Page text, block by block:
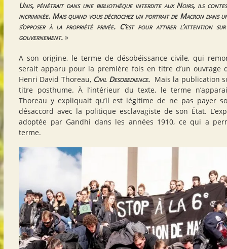
Unis, pénétrait dans une bibliothèque interdite aux Noirs, ils
incriminée. Mais quand vous décrochez un portrait de Macron dans
s’opposer à la propriété privée. C’est pour attirer l’attention
gouvernement. »
A son origine, le terme de désobéissance civile, qui
serait apparu pour la première fois en titre d’un ouvrage
Henri David Thoreau, Civil Desobedience.Mais la publication
titre posthume. À l’intérieur du texte, le terme
Thoreau y expliquait qu’il est légitime de ne pas payer
désaccord avec la politique esclavagiste de son État.
adoptée par Gandhi dans les années 1910, ce qui a
terme.